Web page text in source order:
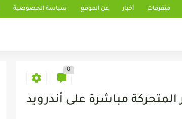
متفرقات أخبار عن الموقع سياسة الخصوصية
0
مباشرة على أندرويد